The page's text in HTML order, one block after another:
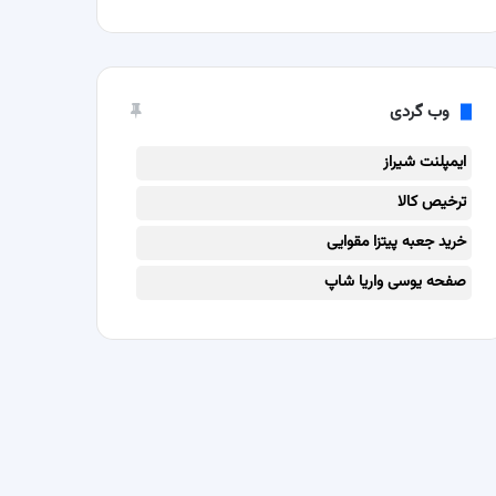
وب گردی
ایمپلنت شیراز
ترخیص کالا
خرید جعبه پیتزا مقوایی
صفحه یوسی واریا شاپ